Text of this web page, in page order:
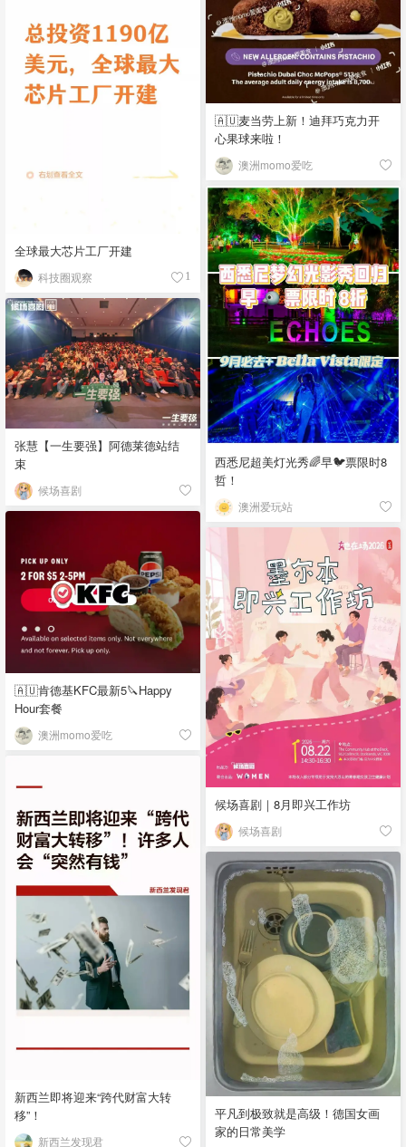
🇦🇺麦当劳上新！迪拜巧克力开
心果球来啦！
澳洲momo爱吃
全球最大芯片工厂开建
科技圈观察 1
西悉尼超美灯光秀🌈早🐦票限时8
哲！
澳洲爱玩站
张慧【一生要强】阿德莱德站结
束
候场喜剧
🇦🇺肯德基KFC最新5🔪Happy
Hour套餐
澳洲momo爱吃
候场喜剧｜8月即兴工作坊
候场喜剧
新西兰即将迎来“跨代财富大转
移”！
新西兰发现君
平凡到极致就是高级！德国女画
家的日常美学